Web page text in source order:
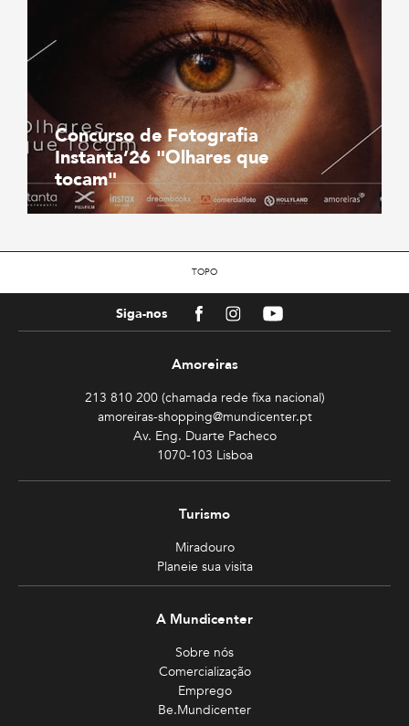
Concurso de Fotografia
Instanta’26 "Olhares que
tocam"
TOPO
Siga-nos FacebookInstagramYoutube
Amoreiras
213 810 200 (chamada rede fixa nacional)
amoreiras-shopping@mundicenter.pt
Av. Eng. Duarte Pacheco
1070-103 Lisboa
Turismo
Miradouro
Planeie sua visita
A Mundicenter
Sobre nós
Comercialização
Emprego
Be.Mundicenter